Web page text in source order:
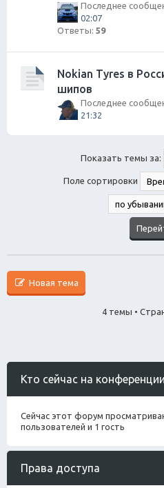
Последнее
02:07
Ответы: 59
Nokian Tyres в
шипов
Последнее
21:32
Показать темы за:
Поле сортировки
Новая тема
4 темы •
Кто сейчас на конференции
Сейчас этот форум
пользователей и 1 гость
Права доступа